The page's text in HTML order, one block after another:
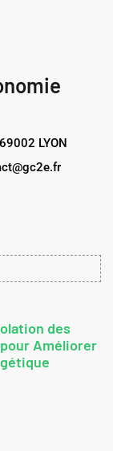
LYON
des
Améliorer